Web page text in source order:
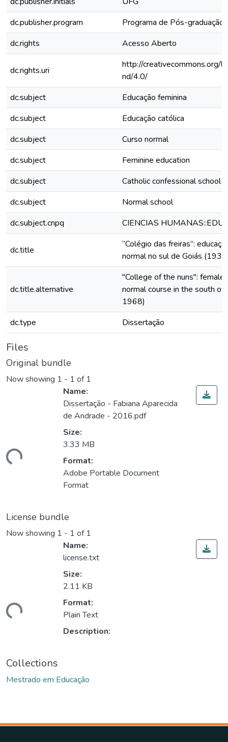
dc.publisher.program
Programa de Pós-graduação
dc.rights
Acesso Aberto
dc.rights.uri
http://creativecommons.org/
nd/4.0/
dc.subject
Educação feminina
dc.subject
Educação católica
dc.subject
Curso normal
dc.subject
Feminine education
dc.subject
Catholic confessional school
dc.subject
Normal school
dc.subject.cnpq
CIENCIAS
dc.title
“Colégio das freiras”:
normal no sul de Goiás
dc.title.alternative
"College of the nuns": female
normal course in the south
1968)
dc.type
Dissertação
Files
Original bundle
Now showing 1 - 1 of 1
Name:
Dissertação - Fabiana Aparecida
de Andrade - 2016.pdf
Size:
3.33 MB
Format:
Adobe Portable Document
Format
License bundle
Now showing 1 - 1 of 1
Name:
license.txt
Size:
2.11 KB
Format:
Plain Text
Description:
Collections
Mestrado em Educação